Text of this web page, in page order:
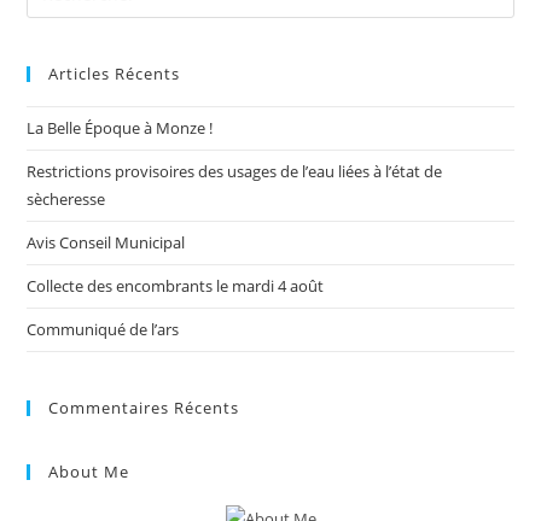
Articles Récents
La Belle Époque à Monze !
Restrictions provisoires des usages de l’eau liées à l’état de
sècheresse
Avis Conseil Municipal
Collecte des encombrants le mardi 4 août
Communiqué de l’ars
Commentaires Récents
About Me